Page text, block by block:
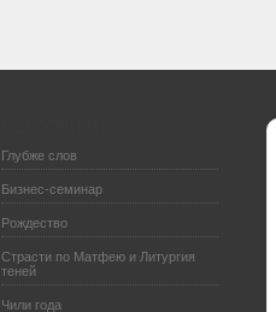
Глубже слов
Бизнес-семинар
Рождество
Страсти по Матфею и Литургия
теней
Чили года